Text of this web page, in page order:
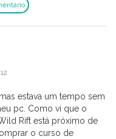
estava um tempo sem
pc. Como vi que o
Rift está próximo de
o curso de